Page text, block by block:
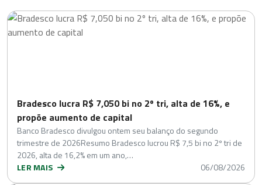
Bradesco lucra R$ 7,050 bi no 2º tri, alta de 16%, e
propõe aumento de capital
Banco Bradesco divulgou ontem seu balanço do segundo
trimestre de 2026Resumo Bradesco lucrou R$ 7,5 bi no 2º tri de
2026, alta de 16,2% em um ano,…
LER MAIS
06/08/2026